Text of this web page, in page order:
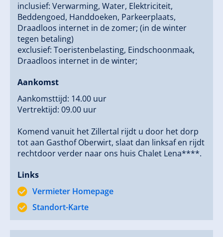
inclusief: Verwarming, Water, Elektriciteit,
Beddengoed, Handdoeken, Parkeerplaats,
Draadloos internet in de zomer; (in de winter
tegen betaling)
exclusief: Toeristenbelasting, Eindschoonmaak,
Draadloos internet in de winter;
Aankomst
Aankomsttijd: 14.00 uur
Vertrektijd: 09.00 uur
Komend vanuit het Zillertal rijdt u door het dorp
tot aan Gasthof Oberwirt, slaat dan linksaf en rijdt
rechtdoor verder naar ons huis Chalet Lena****.
Links
Vermieter Homepage
Standort-Karte